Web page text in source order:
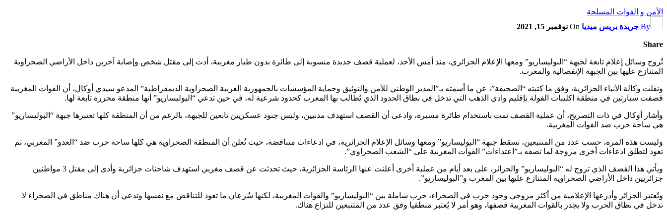
الأمن و القوات المسلحة
By جريدة بريس ميديا On نوفمبر 15, 2021
Share
تُروج وسائل إعلام تابعة لجبهة “البوليساريو” ومعها الإعلام الجزائري، منذ أمس الأحد، لعملية قصف جديدة منسوبة إلى طائرة بدون طيار مغربية، أدت إلى مقتل شخص وإصابة آخرين داخل الأراضي الصحراوية
المتنازع عليها بين الجبهة الإنفصالية والمغرب.
ونقلت وكالة الأنباء الجزائرية، وفق ما كتبته “الصحيفة”، عن ما أسمته بـ”المدير الوطني للأمن والتوثيق وحماية المؤسسات بالجمهورية العربية الصحراوية الديمقراطية” المدعو سيدي أوكال، أن القوات المغربية
قصفت سيارتين في منطقة اكليبات الفولة بإقليم وادي الذهب التي تدخل في نطاق الحدود الذي يُطالب بها المغرب كحدود شرعية له، في حين تدعي “البوليساريو” أنها منطقة محررة تابعة لها.
وأشار أوكال في ذات التصريح، أن عملية القصف تمت باستخدام طائرة مسيرة، وادعى أن القصف استهدف مدنيين، وليس جنود عسكريين تابعين للجبهة، بالرغم من أن المنطقة كلها تعتبرها جبهة “البوليساريو”
هي ساحة حرب ضد القوات المغربية.
وليست هذه المرة، حسب عدد من المتتبعين، تسقط جبهة “البوليساريو” ومعها وسائل الإعلام الجزائرية، في ادعاءات متناقضة، حيث تُعلن أن المنطقة الصحراوية هي كلها ساحة حرب ضد “العدو” المغربي، ثم
تعود لتطلق ادعاءات أخرى مروجة لما تصفه بـ”اعتداءات” القوات المغربية على “الشعب الصحراوي”.
ويأتي هذا القصف الذي تروج له “البوليساريو” والجزائر، على بعد أيام من عملية أخرى أعلنت عنها الرئاسة الجزائرية، حيث تحدثت عن قصف مغربي استهدف شاحنات جزائرية وأدى إلى مقتل 3 مواطنين
جزائريين داخل الأراضي الصحراوية المتنازع عليها بين المغرب و”البوليساريو”.
وتُعتبر الجزائر وأذرعها الإعلامية من أكثر مروجي وجود حرب في الصحراء، حرب شاملة بين “البوليساريو” والقوات المغربية، لكنها سُرعان ما تعود للتناقض مع نفسها وتدعي أن هناك مناطق في الصحراء لا
تدخل في نطاق الحرب ولا يجدر بالقوات المغربية قصفها، وهو أمر لا يُعتبر منطقيا وفق عدد من المتتبعين للنزاع هناك.